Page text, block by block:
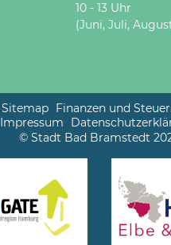
10 - 13 Uhr
(Juni, Juli,
Sitemap Finanzen und
Impressum
© Stadt Bad Bramstedt